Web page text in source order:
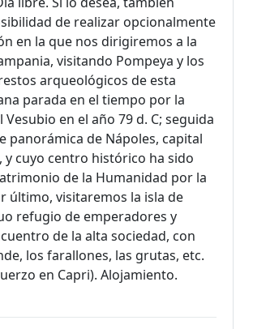
de realizar opcionalmente
en la que nos dirigiremos a la
visitando Pompeya y los
arqueológicos de esta
parada en el tiempo por la
en el año 79 d. C; seguida
panorámica de Nápoles, capital
y cuyo centro histórico ha sido
de la Humanidad por la
último, visitaremos la isla de
refugio de emperadores y
de la alta sociedad, con
los farallones, las grutas, etc.
en Capri). Alojamiento.